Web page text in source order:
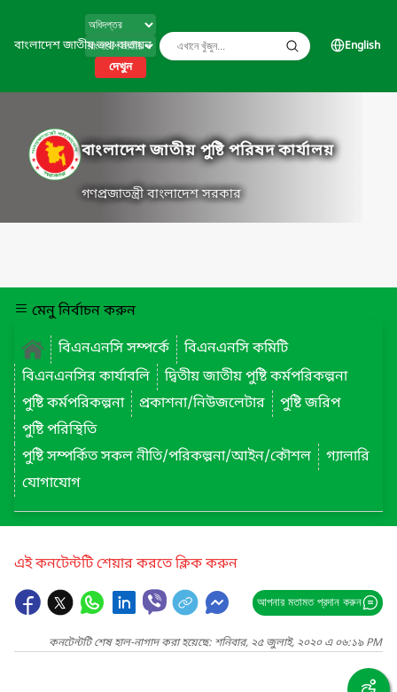
বাংলাদেশ জাতীয় তথ্য বাতায়ন
দেখুন
English
বাংলাদেশ জাতীয় পুষ্টি পরিষদ কার্যালয়
গণপ্রজাতন্ত্রী বাংলাদেশ সরকার
মেনু নির্বাচন করুন
বিএনএনসি সম্পর্কে
বিএনএনসি কমিটি
বিএনএনসির কার্যাবলি
দ্বিতীয় জাতীয় পুষ্টি কর্মপরিকল্পনা
পুষ্টি কর্মপরিকল্পনা
প্রকাশনা/নিউজলেটার
পুষ্টি জরিপ
পুষ্টি পরিস্থিতি
পুষ্টি সম্পর্কিত সকল নীতি/পরিকল্পনা/আইন/কৌশল
গ্যালারি
যোগাযোগ
এই কনটেন্টটি শেয়ার করতে ক্লিক করুন
আপনার মতামত প্রদান করুন
কনটেন্টটি শেষ হাল-নাগাদ করা হয়েছে: শনিবার, ২৫ জুলাই, ২০২০ এ ০৬:১৯ PM